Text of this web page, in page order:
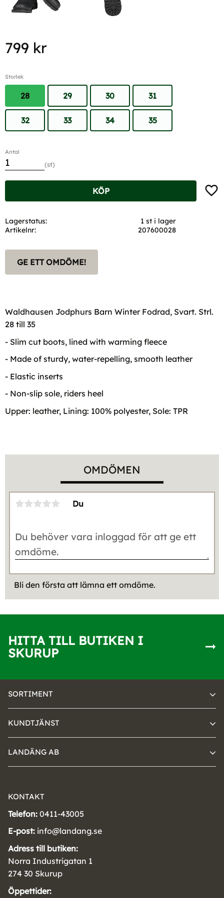
799 kr
Storlek
28 29 30 31
32 33 34 35
Antal
st
KÖP
Lagerstatus
1 st i lager
Artikelnr
207600028
GE ETT OMDÖME!
Waldhausen Jodphurs Barn Winter Fodrad, Svart. Strl.
28 till 35
- Slim cut boots, lined with warming fleece
- Made of sturdy, water-repelling, smooth leather
- Elastic inserts
- Non-slip sole, riders heel
Upper: leather, Lining: 100% polyester, Sole: TPR
OMDÖMEN
Du
Bli den första att lämna ett omdöme.
HITTA TILL BUTIKEN I
SKURUP
SORTIMENT
KUNDTJÄNST
LANDÄNG AB
KONTAKT
Telefon: 0411-43005
E-post: info@landang.se
Adress till butiken:
Norra Industrigatan 1
274 30 Skurup
Öppettider: